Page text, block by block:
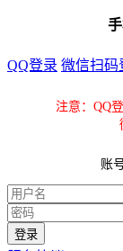
QQ登录 微信扫码
注意：QQ
账